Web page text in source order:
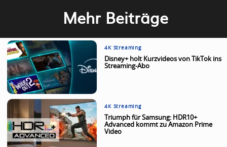
Mehr Beiträge
4K Streaming
Disney+ holt Kurzvideos von TikTok ins
Streaming-Abo
4K Streaming
Triumph für Samsung: HDR10+
Advanced kommt zu Amazon Prime
Video